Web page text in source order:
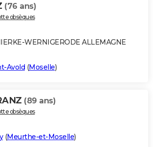
(76 ans)
obsèques
WERNIGERODE ALLEMAGNE
Avold (Moselle)
(89 ans)
obsèques
(Meurthe-et-Moselle)